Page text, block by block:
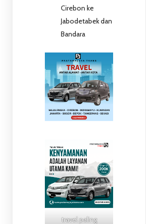
Cirebon ke
Jabodetabek dan
Bandara
travel paling